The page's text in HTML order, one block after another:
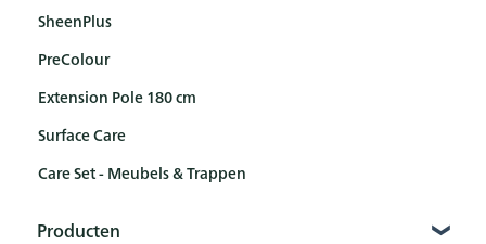
SheenPlus
PreColour
Extension Pole 180 cm
Surface Care
Care Set - Meubels & Trappen
Producten